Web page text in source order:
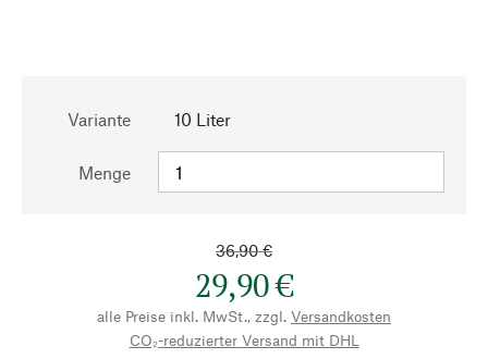
Variante 10 Liter
Menge
36,90 €
29,90 €
alle Preise inkl. MwSt., zzgl. Versandkosten
CO₂-reduzierter Versand mit DHL